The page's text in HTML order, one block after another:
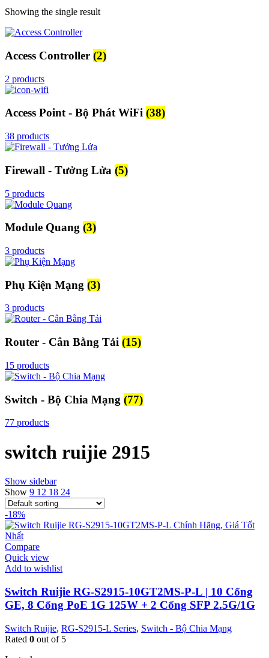
Showing the single result
Access Controller (2)
2 products
Access Point - Bộ Phát WiFi (38)
38 products
Firewall - Tưởng Lửa (5)
5 products
Module Quang (3)
3 products
Phụ Kiện Mạng (3)
3 products
Router - Cân Bằng Tải (15)
15 products
Switch - Bộ Chia Mạng (77)
77 products
switch ruijie 2915
Show sidebar
Show 9 12 18 24
-18%
Compare
Quick view
Add to wishlist
Switch Ruijie RG-S2915-10GT2MS-P-L | 10 Cổng
GE, 8 Cổng PoE 1G 125W + 2 Cổng SFP 2.5G/1G
Switch Ruijie, RG-S2915-L Series, Switch - Bộ Chia Mạng
Rated 0 out of 5